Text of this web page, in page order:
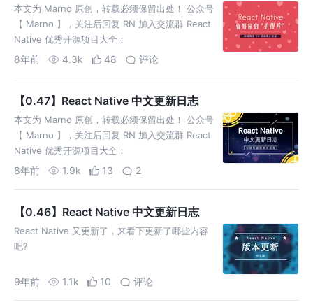
本文为 Marno 原创，转载必须保留出处！ 公众号
【 Marno 】，关注后回复 RN 加入交流群 React
Native 优秀开源项目大全：
http://www.marno.cn 今天是情人节了，Marno
8年前 4.3k 48 评论
【0.47】React Native 中文更新日志
本文为 Marno 原创，转载必须保留出处！ 公众号
【 Marno 】，关注后回复 RN 加入交流群 React
Native 优秀开源项目大全：
http://www.marno.cn 一、导读 这次更新翻译的
8年前 1.9k 13 2
【0.46】React Native 中文更新日志
React Native 又更新了，来看下更新了哪些内容
吧?
9年前 1.1k 10 评论